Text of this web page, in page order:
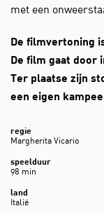
met een
De filmvertoning
De film gaat door
Ter plaatse zijn
een eigen
regie
Margherita Vicario
speelduur
98 min
land
Italië